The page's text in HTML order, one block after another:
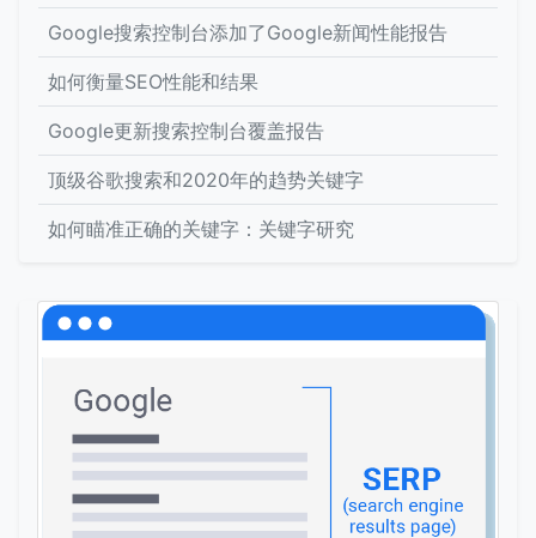
Google搜索控制台添加了Google新闻性能报告
如何衡量SEO性能和结果
Google更新搜索控制台覆盖报告
顶级谷歌搜索和2020年的趋势关键字
如何瞄准正确的关键字：关键字研究